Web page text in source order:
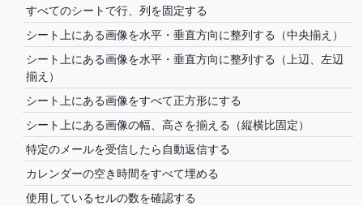
すべてのシートで行、列を固定する
シート上にある画像を水平・垂直方向に整列する（中央揃え）
シート上にある画像を水平・垂直方向に整列する（上辺、左辺
揃え）
シート上にある画像をすべて正方形にする
シート上にある画像の幅、高さを揃える（縦横比固定）
特定のメールを受信したら自動返信する
カレンダーの空き時間をすべて埋める
使用しているセルの数を確認する